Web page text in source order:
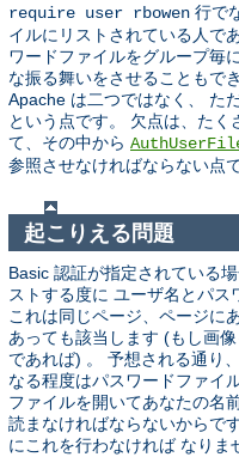
require user rbowen 行で
イルにリストされている人で
ワードファイルをグループ毎
な振る舞いをさせることもで
Apache は二つではなく、 た
という点です。 欠点は、たく
て、その中から
参照させなければならない点で
起こりえる問題
Basic 認証が指定されている
ストする度に ユーザ名とパス
これは同じページ、ページに
あっても該当します (もし画
であれば) 。 予想される通り
なる程度はパスワードファイ
ファイルを開いてあなたの名
読まなければならないからで
にこれを行わなければ なりま